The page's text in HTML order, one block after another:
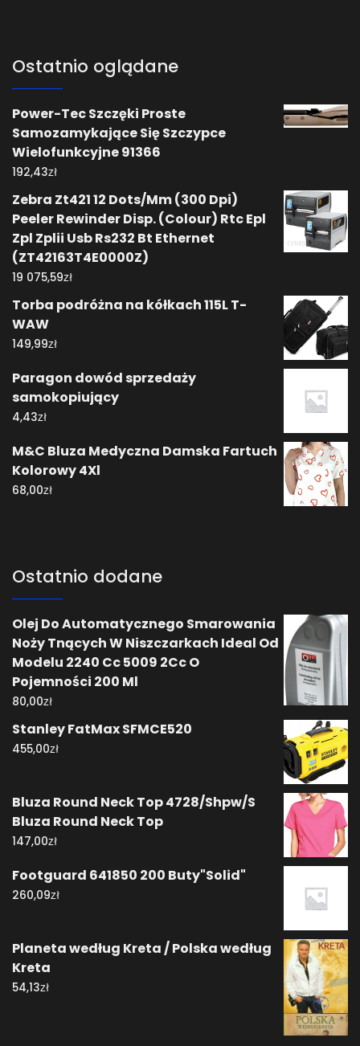
Ostatnio oglądane
Power-Tec Szczęki Proste
Samozamykające Się Szczypce
Wielofunkcyjne 91366
192,43zł
Zebra Zt421 12 Dots/Mm (300 Dpi)
Peeler Rewinder Disp. (Colour) Rtc Epl
Zpl Zplii Usb Rs232 Bt Ethernet
(ZT42163T4E0000Z)
19 075,59zł
Torba podróżna na kółkach 115L T-
WAW
149,99zł
Paragon dowód sprzedaży
samokopiujący
4,43zł
M&C Bluza Medyczna Damska Fartuch
Kolorowy 4Xl
68,00zł
Ostatnio dodane
Olej Do Automatycznego Smarowania
Noży Tnących W Niszczarkach Ideal Od
Modelu 2240 Cc 5009 2Cc O
Pojemności 200 Ml
80,00zł
Stanley FatMax SFMCE520
455,00zł
Bluza Round Neck Top 4728/Shpw/S
Bluza Round Neck Top
147,00zł
Footguard 641850 200 Buty"Solid"
260,09zł
Planeta według Kreta / Polska według
Kreta
54,13zł